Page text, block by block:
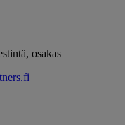
osakas